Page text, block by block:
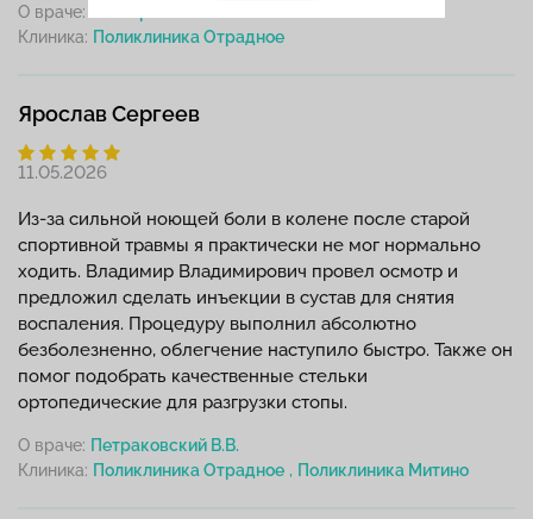
О враче:
Клиника:
Ярослав Сергеев
11.05.2026
Из-за сильной ноющей боли в колене после старой
спортивной травмы я практически не мог нормально
ходить. Владимир Владимирович провел осмотр и
предложил сделать инъекции в сустав для снятия
воспаления. Процедуру выполнил абсолютно
безболезненно, облегчение наступило быстро. Также он
помог подобрать качественные стельки
ортопедические для разгрузки стопы.
О враче: Петраковский В.В.
Клиника:
,